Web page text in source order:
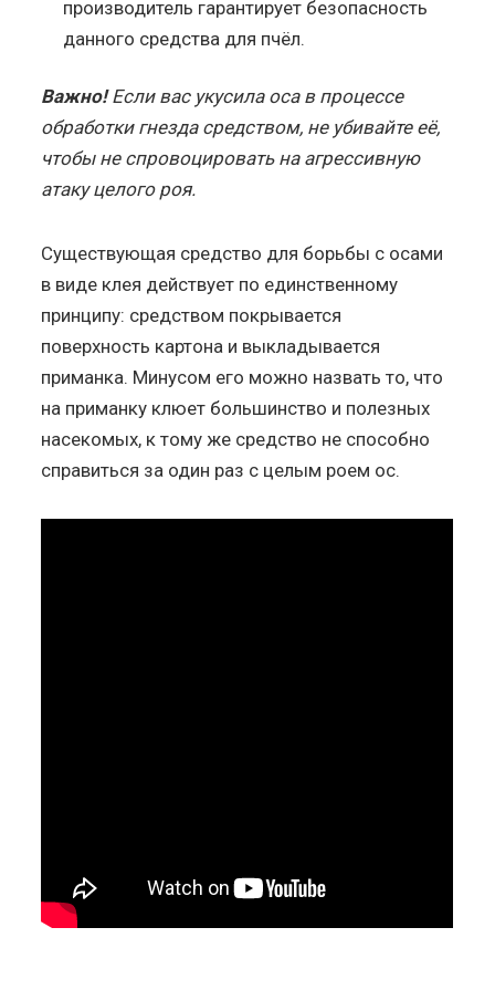
производитель гарантирует безопасность
данного средства для пчёл.
Важно!Если вас укусила оса в процессе
обработки гнезда средством, не убивайте её,
чтобы не спровоцировать на агрессивную
атаку целого роя.
Существующая средство для борьбы с осами
в виде клея действует по единственному
принципу: средством покрывается
поверхность картона и выкладывается
приманка. Минусом его можно назвать то, что
на приманку клюет большинство и полезных
насекомых, к тому же средство не способно
справиться за один раз с целым роем ос.